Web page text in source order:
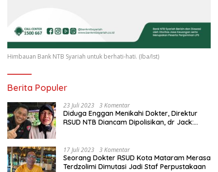
Himbauan Bank NTB Syariah untuk berhati-hati. (Iba/Ist)
Berita Populer
23 Juli 2023 3 Komentar
Diduga Enggan Menikahi Dokter, Direktur
RSUD NTB Diancam Dipolisikan, dr Jack:
17 Juli 2023 3 Komentar
Seorang Dokter RSUD Kota Mataram Merasa
Terdzolimi Dimutasi Jadi Staf Perpustakaan